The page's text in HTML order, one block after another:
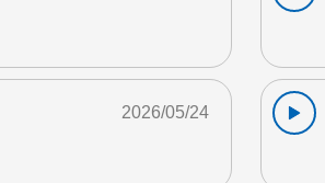
2026/05/24